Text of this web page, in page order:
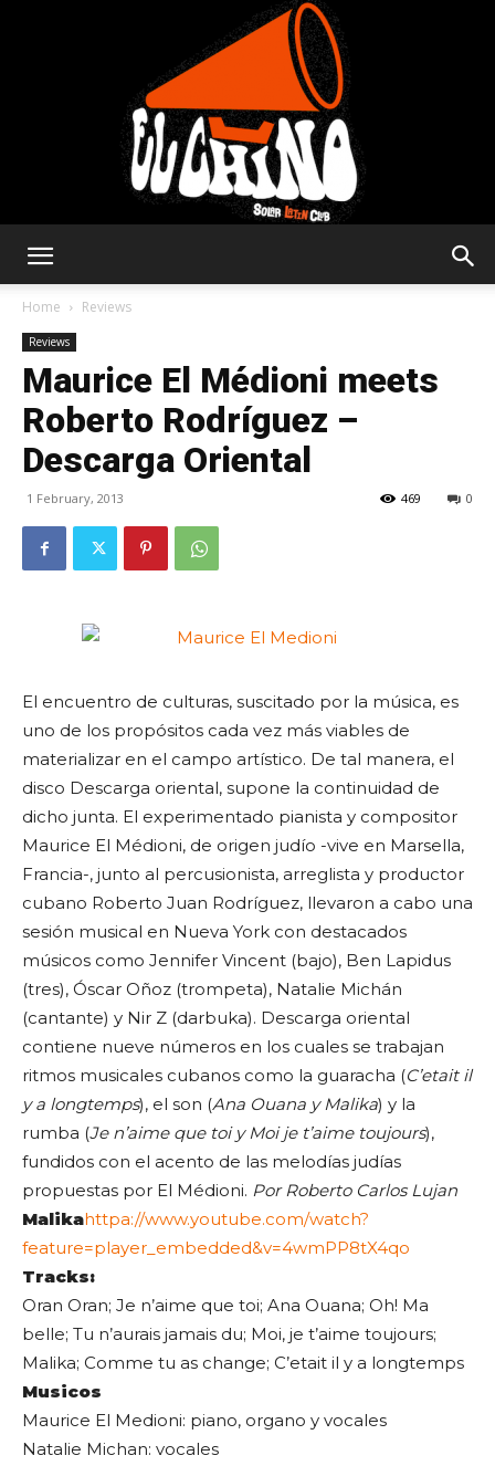
Latin
Club
Home Reviews
Reviews
Maurice El Médioni meets
Roberto Rodríguez –
Descarga Oriental
1 February, 2013 0
469
El encuentro de culturas, suscitado por la música, es
uno de los propósitos cada vez más viables de
materializar en el campo artístico. De tal manera, el
disco Descarga oriental, supone la continuidad de
dicho junta. El experimentado pianista y compositor
Maurice El Médioni, de origen judío -vive en Marsella,
Francia-, junto al percusionista, arreglista y productor
cubano Roberto Juan Rodríguez, llevaron a cabo una
sesión musical en Nueva York con destacados
músicos como Jennifer Vincent (bajo), Ben Lapidus
(tres), Óscar Oñoz (trompeta), Natalie Michán
(cantante) y Nir Z (darbuka). Descarga oriental
contiene nueve números en los cuales se trabajan
ritmos musicales cubanos como la guaracha (C’etait il
y a longtemps), el son (Ana Ouana y Malika) y la
rumba (Je n’aime que toi y Moi je t’aime toujours),
fundidos con el acento de las melodías judías
propuestas por El Médioni. Por Roberto Carlos Lujan
Malikahttpa://www.youtube.com/watch?
feature=player_embedded&v=4wmPP8tX4qo
Tracks:
Oran Oran; Je n’aime que toi; Ana Ouana; Oh! Ma
belle; Tu n’aurais jamais du; Moi, je t’aime toujours;
Malika; Comme tu as change; C’etait il y a longtemps
Musicos
Maurice El Medioni: piano, organo y vocales
Natalie Michan: vocales